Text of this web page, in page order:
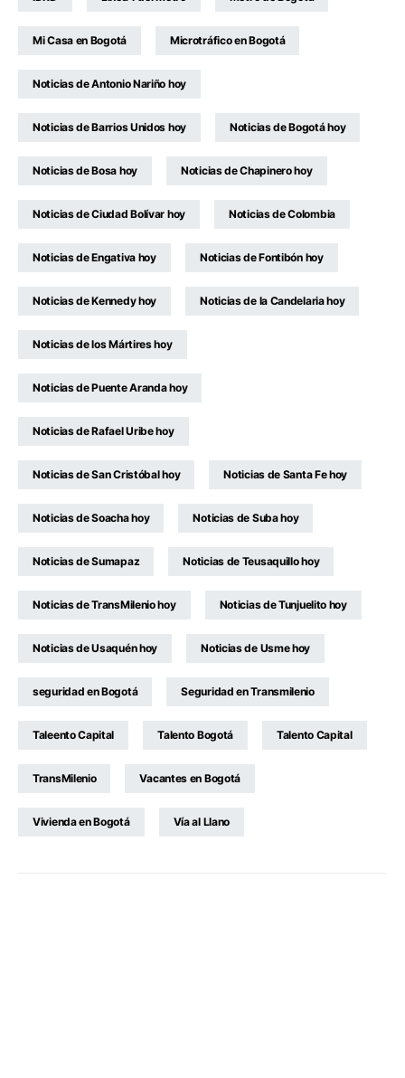
Mi Casa en Bogotá Microtráfico en Bogotá
Noticias de Antonio Nariño hoy
Noticias de Barrios Unidos hoy Noticias de Bogotá hoy
Noticias de Bosa hoy Noticias de Chapinero hoy
Noticias de Ciudad Bolívar hoy Noticias de Colombia
Noticias de Engativa hoy Noticias de Fontibón hoy
Noticias de Kennedy hoy Noticias de la Candelaria hoy
Noticias de los Mártires hoy
Noticias de Puente Aranda hoy
Noticias de Rafael Uribe hoy
Noticias de San Cristóbal hoy Noticias de Santa Fe hoy
Noticias de Soacha hoy Noticias de Suba hoy
Noticias de Sumapaz Noticias de Teusaquillo hoy
Noticias de TransMilenio hoy Noticias de Tunjuelito hoy
Noticias de Usaquén hoy Noticias de Usme hoy
seguridad en Bogotá Seguridad en Transmilenio
Taleento Capital Talento Bogotá Talento Capital
TransMilenio Vacantes en Bogotá
Vivienda en Bogotá Vía al Llano